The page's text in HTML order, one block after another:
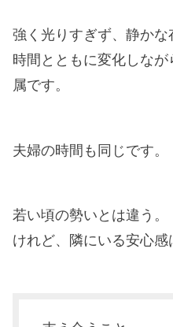
強く光りすぎず、静かな
時間とともに変化しな
属です。
夫婦の時間も同じです。
若い頃の勢いとは違う。
けれど、隣にいる安心感